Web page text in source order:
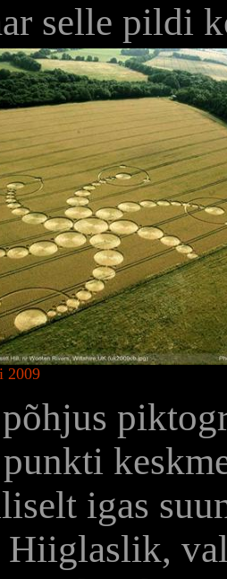
selle pildi
2009
igas
Hiiglaslik,